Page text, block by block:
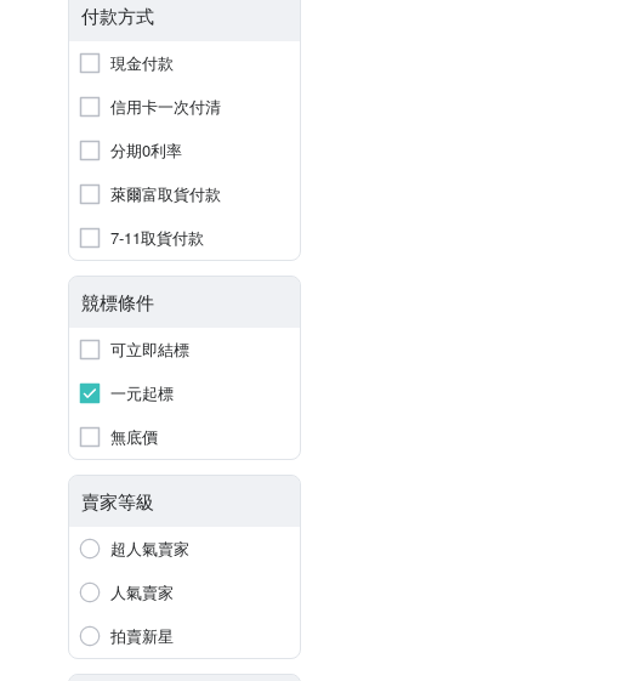
付款方式
現金付款
信用卡一次付清
分期0利率
萊爾富取貨付款
7-11取貨付款
競標條件
可立即結標
一元起標
無底價
賣家等級
超人氣賣家
人氣賣家
拍賣新星